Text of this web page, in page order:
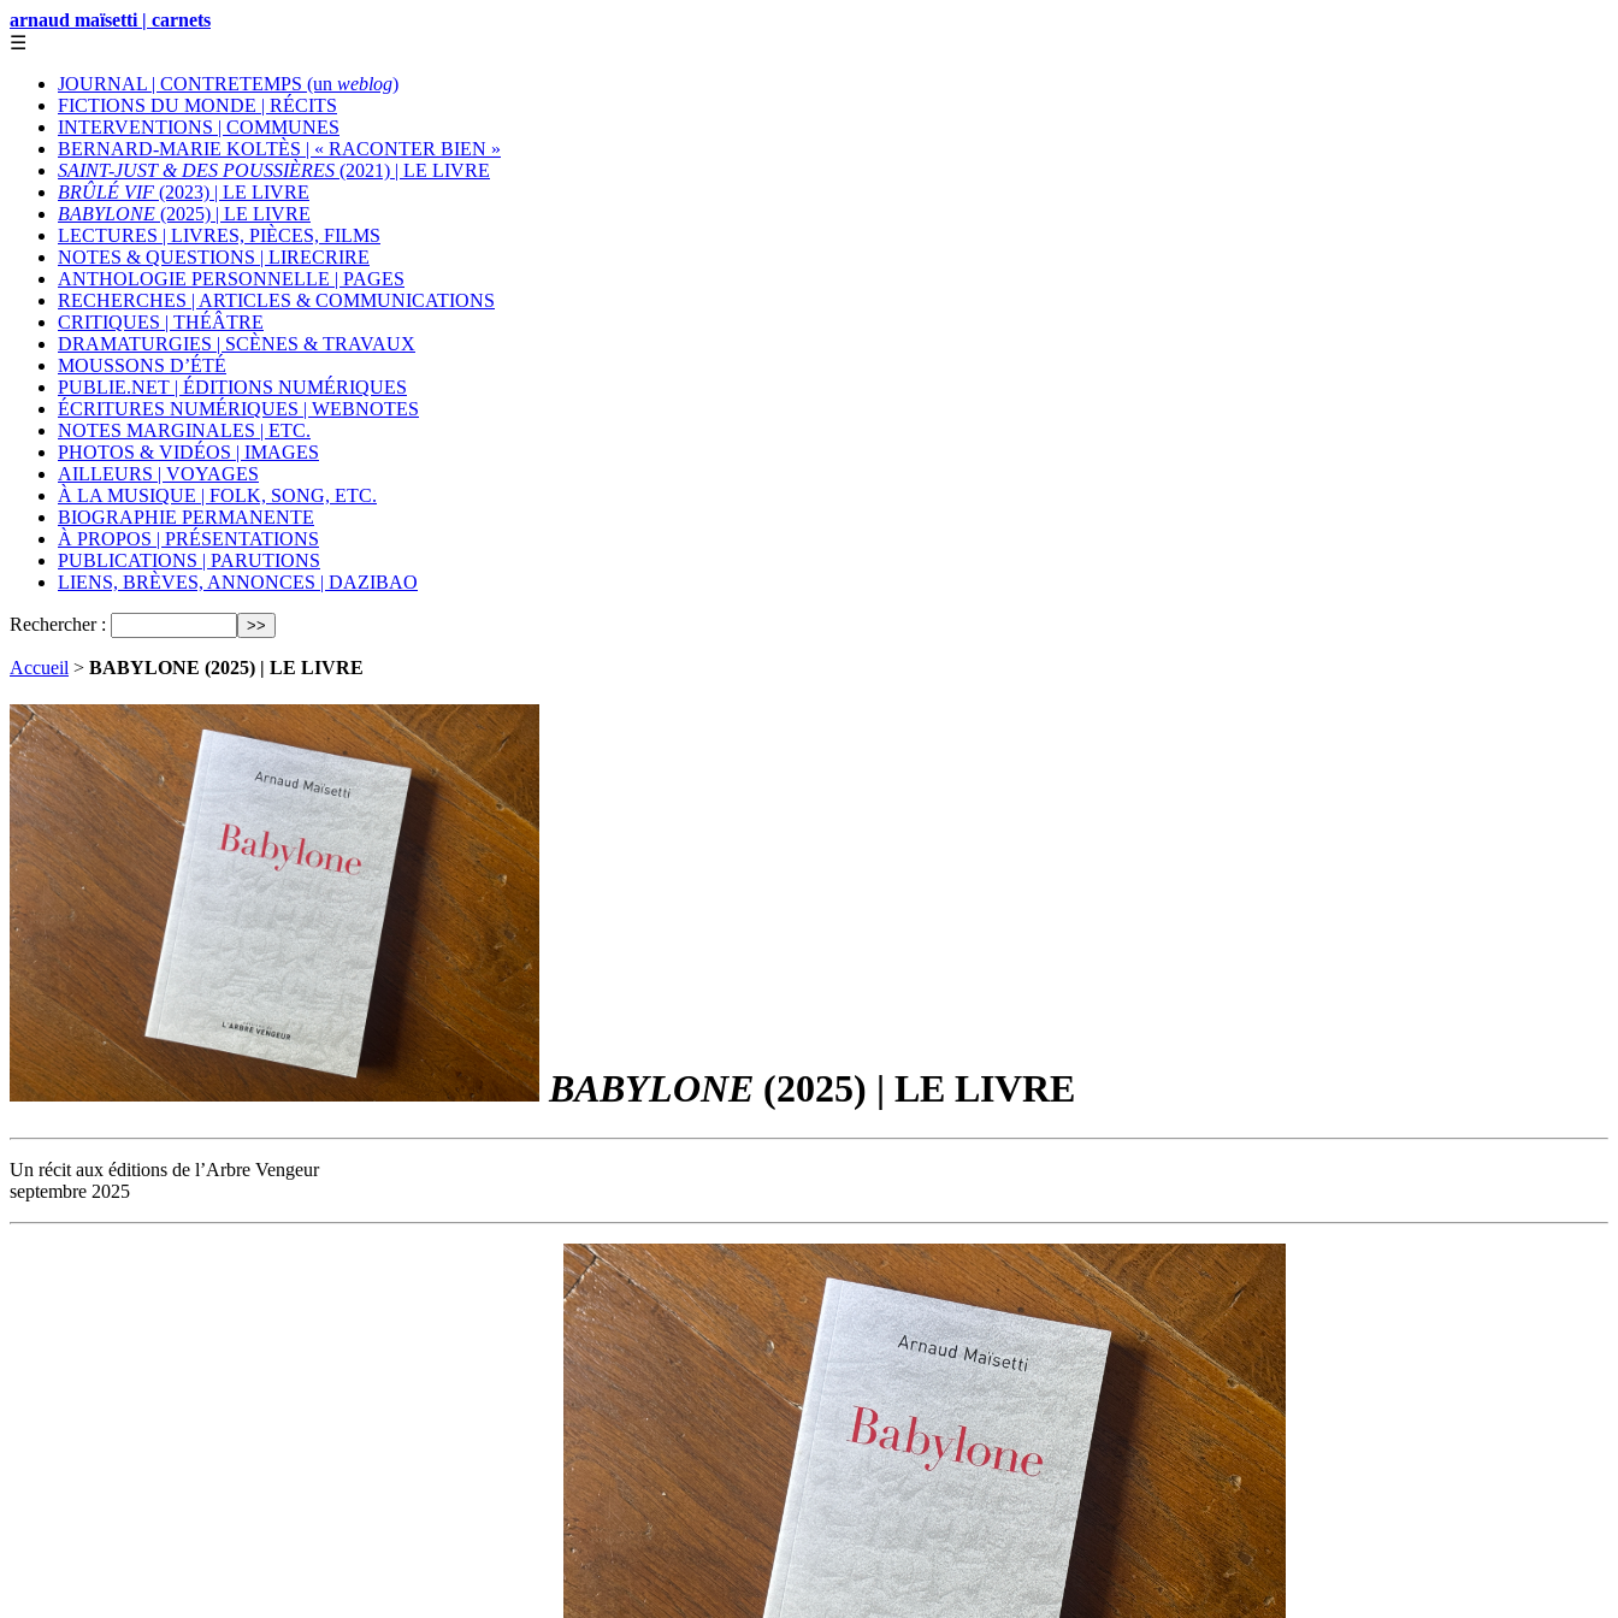
arnaud maïsetti | carnets
☰
JOURNAL | CONTRETEMPS (un weblog)
FICTIONS DU MONDE | RÉCITS
INTERVENTIONS | COMMUNES
BERNARD-MARIE KOLTÈS | « RACONTER BIEN »
SAINT-JUST & DES POUSSIÈRES (2021) | LE LIVRE
BRÛLÉ VIF (2023) | LE LIVRE
BABYLONE (2025) | LE LIVRE
LECTURES | LIVRES, PIÈCES, FILMS
NOTES & QUESTIONS | LIRECRIRE
ANTHOLOGIE PERSONNELLE | PAGES
RECHERCHES | ARTICLES & COMMUNICATIONS
CRITIQUES | THÉÂTRE
DRAMATURGIES | SCÈNES & TRAVAUX
MOUSSONS D’ÉTÉ
PUBLIE.NET | ÉDITIONS NUMÉRIQUES
ÉCRITURES NUMÉRIQUES | WEBNOTES
NOTES MARGINALES | ETC.
PHOTOS & VIDÉOS | IMAGES
AILLEURS | VOYAGES
À LA MUSIQUE | FOLK, SONG, ETC.
BIOGRAPHIE PERMANENTE
À PROPOS | PRÉSENTATIONS
PUBLICATIONS | PARUTIONS
LIENS, BRÈVES, ANNONCES | DAZIBAO
Rechercher :
Accueil > BABYLONE (2025) | LE LIVRE
BABYLONE (2025) | LE LIVRE
Un récit aux éditions de l’Arbre Vengeur
septembre 2025